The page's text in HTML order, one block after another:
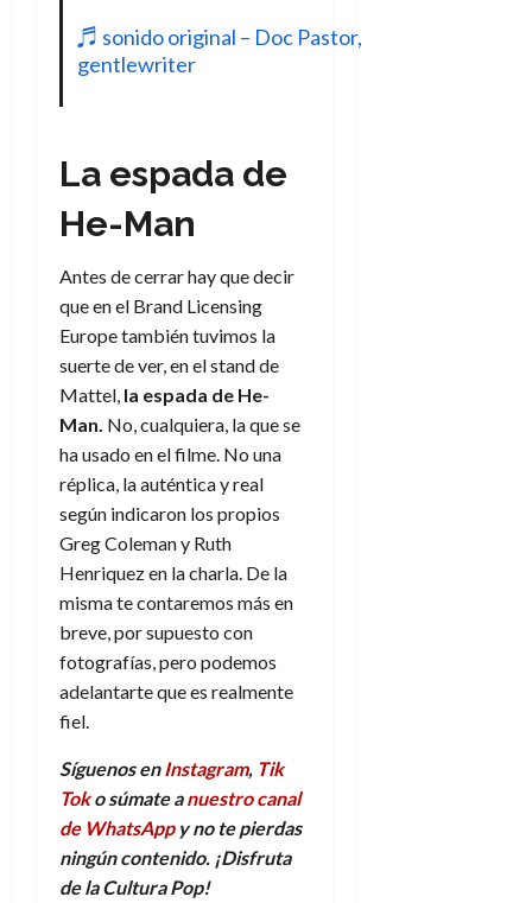
♬ sonido original – Doc Pastor,
gentlewriter
La espada de
He-Man
Antes de cerrar hay que decir
que en el Brand Licensing
Europe también tuvimos la
suerte de ver, en el stand de
Mattel, la espada de He-
Man. No, cualquiera, la que se
ha usado en el filme. No una
réplica, la auténtica y real
según indicaron los propios
Greg Coleman y Ruth
Henriquez en la charla. De la
misma te contaremos más en
breve, por supuesto con
fotografías, pero podemos
adelantarte que es realmente
fiel.
Síguenos enInstagram, Tik
Toko súmate anuestro canal
de WhatsAppy no te pierdas
ningún contenido. ¡Disfruta
de la Cultura Pop!